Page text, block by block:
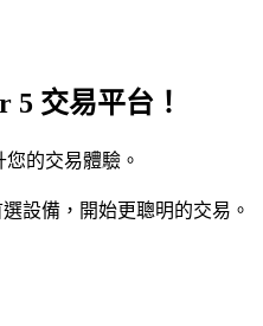
5 交易平台！
的交易體驗。
設備，開始更聰明的交易。